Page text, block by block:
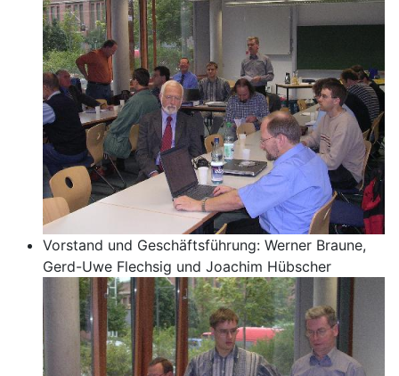
Vorstand und Geschäftsführung: Werner Braune,
Gerd-Uwe Flechsig und Joachim Hübscher